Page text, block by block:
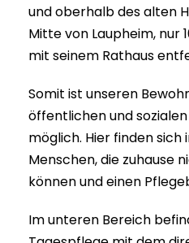
und oberhalb des alten
Mitte von Laupheim, nur
mit seinem Rathaus
Somit ist unseren
öffentlichen und
möglich. Hier finden
Menschen, die zuhause
können und einen
Im unteren Bereich